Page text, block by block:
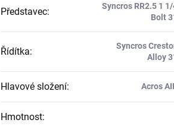
Představec:
Syncros RR2.5 1
Bolt
Řídítka:
Syncros
Alloy
Hlavové složení: Acros
Hmotnost: